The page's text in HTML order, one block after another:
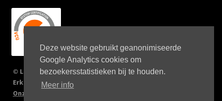
Deze website gebruikt geanonimiseerde
Google Analytics cookies om
bezoekersstatistieken bij te houden.
Meer info
© Link 4 Jobs 2023
Erkenningsnr: 2167/U
Onze verplichtingen